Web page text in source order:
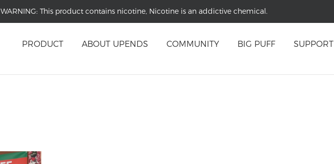
WARNING: This product contains nicotine, Nicotine is an addictive chemical.
PRODUCT ABOUT UPENDS COMMUNITY BIG PUFF SUPPORT